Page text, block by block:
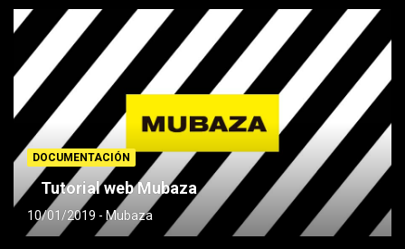
DOCUMENTACIÓN
Tutorial web Mubaza
10/01/2019 Mubaza